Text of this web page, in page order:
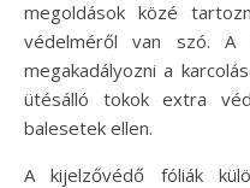
megoldások közé
védelméről van szó. A
megakadályozni a
ütésálló tokok extra
balesetek ellen.
A kijelzővédő fóliák